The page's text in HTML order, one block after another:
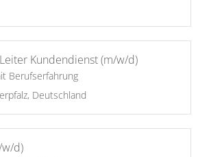
Kundendienst (m/w/d)
Berufserfahrung
Deutschland
w/d)